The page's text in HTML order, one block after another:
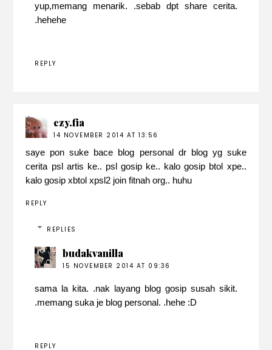
yup,memang menarik. .sebab dpt share cerita.
.hehehe
REPLY
ezy.fia
14 NOVEMBER 2014 AT 13:56
saye pon suke bace blog personal dr blog yg suke
cerita psl artis ke.. psl gosip ke.. kalo gosip btol xpe..
kalo gosip xbtol xpsl2 join fitnah org.. huhu
REPLY
REPLIES
budakvanilla
15 NOVEMBER 2014 AT 09:36
sama la kita. .nak layang blog gosip susah sikit.
.memang suka je blog personal. .hehe :D
REPLY